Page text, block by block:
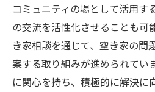
コミュニティの場として活用す
の交流を活性化させることも可
き家相談を通じて、空き家の問
案する取り組みが進められてい
に関心を持ち、積極的に解決に